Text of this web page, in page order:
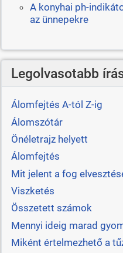
A konyhai ph-
az ünnepekre
Legolvasotabb
Álomfejtés A-tól Z-ig
Álomszótár
Önéletrajz helyett
Álomfejtés
Mit jelent a fog
Viszketés
Összetett számok
Mennyi ideig marad
Miként értelmezhető a